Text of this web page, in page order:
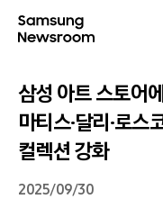
삼성 아트 스토어
마티스·달리·로스
컬렉션 강화
2025/09/30